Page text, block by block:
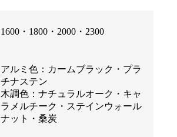
1600・1800・2000・2300
アルミ色：カームブラック・プラ
チナステン
木調色：ナチュラルオーク・キャ
ラメルチーク・ステインウォール
ナット・桑炭